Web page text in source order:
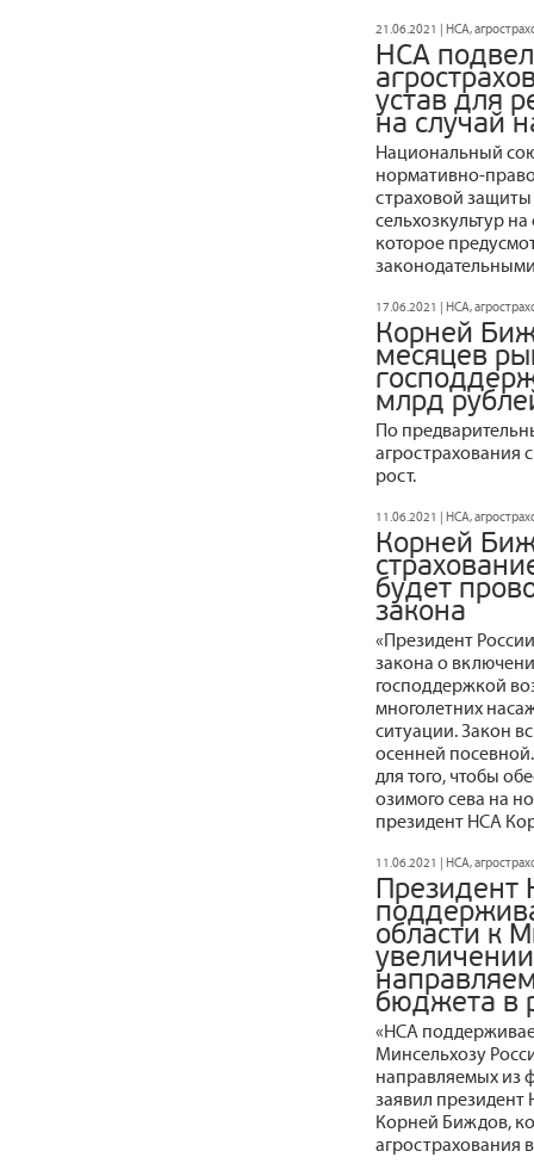
21.06.2021 | НСА,
НСА
устав для
на случай
Национальный
нормативно-
страховой защиты
сельхозкультур
которое
17.06.2021 | НСА,
Корней
месяцев
млрд
По
агрострахования
рост.
11.06.2021 | НСА,
Корней
будет
закона
«Президент
закона о
господдержкой
многолетних
ситуации. Закон
осенней
для того, чтобы
озимого сева на
президент НСА
11.06.2021 | НСА,
области к
бюджета в
«НСА
Минсельхозу
направляемых из
заявил
Корней Биждов,
агрострахования